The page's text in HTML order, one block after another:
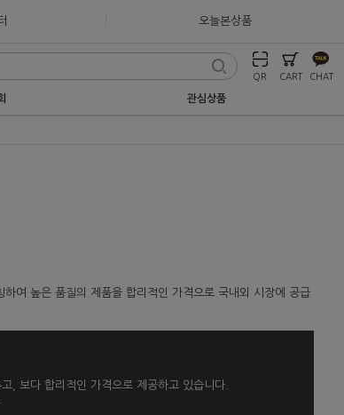
오늘본상품
QR CART CHAT
관심상품
여 높은 품질의 제품을 합리적인 가격으로 국내외 시장에 공급
, 보다 합리적인 가격으로 제공하고 있습니다.